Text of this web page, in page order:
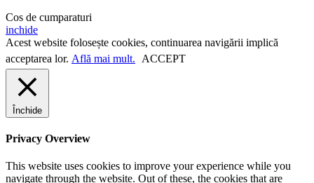
Cos de cumparaturi
inchide
Acest website folosește cookies, continuarea navigării implică
acceptarea lor. Află mai mult. ACCEPT
Închide
Privacy Overview
This website uses cookies to improve your experience while you
navigate through the website. Out of these, the cookies that are